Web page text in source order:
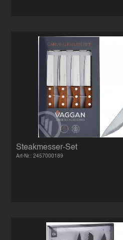
Steakmesser-Set
Art-Nr.: 2457000189